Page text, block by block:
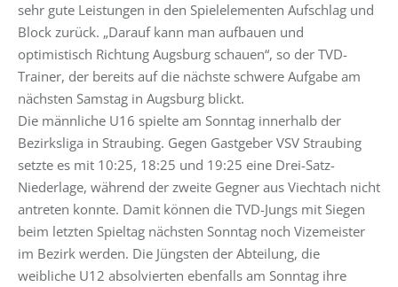
sehr gute Leistungen in den Spielelementen Aufschlag und
Block zurück. „Darauf kann man aufbauen und
optimistisch Richtung Augsburg schauen“, so der TVD-
Trainer, der bereits auf die nächste schwere Aufgabe am
nächsten Samstag in Augsburg blickt.
Die männliche U16 spielte am Sonntag innerhalb der
Bezirksliga in Straubing. Gegen Gastgeber VSV Straubing
setzte es mit 10:25, 18:25 und 19:25 eine Drei-Satz-
Niederlage, während der zweite Gegner aus Viechtach nicht
antreten konnte. Damit können die TVD-Jungs mit Siegen
beim letzten Spieltag nächsten Sonntag noch Vizemeister
im Bezirk werden. Die Jüngsten der Abteilung, die
weibliche U12 absolvierten ebenfalls am Sonntag ihre